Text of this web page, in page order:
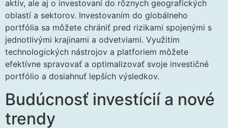
aktív, ale aj o investovaní do rôznych geografických
oblastí a sektorov. Investovaním do globálneho
portfólia sa môžete chrániť pred rizikami spojenými s
jednotlivými krajinami a odvetviami. Využitím
technologických nástrojov a platforiem môžete
efektívne spravovať a optimalizovať svoje investičné
portfólio a dosiahnuť lepších výsledkov.
Budúcnosť investícií a nové
trendy